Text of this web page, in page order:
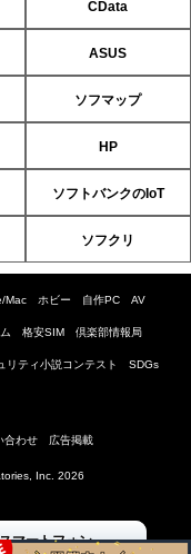
CData
ASUS
ソフマップ
HP
ソフトバンクのIoT
ソフクリ
Mac ホビー 自作PC AV
格安SIM 倶楽部情報局
リティ小説コンテスト SDGs
合わせ 広告掲載
Inc. 2026
マートフォン